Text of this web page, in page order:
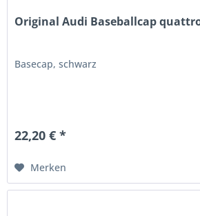
Original Audi Baseballcap
Basecap, schwarz
22,20 € *
Merken